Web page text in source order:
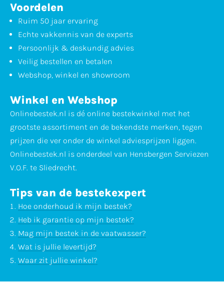
Voordelen
Ruim 50 jaar ervaring
Echte vakkennis van de experts
Persoonlijk & deskundig advies
Veilig bestellen en betalen
Webshop, winkel en showroom
Winkel en Webshop
Onlinebestek.nl is dé online bestekwinkel met het
grootste assortiment en de bekendste merken, tegen
prijzen die ver onder de winkel adviesprijzen liggen.
Onlinebestek.nl is onderdeel van Hensbergen Serviezen
V.O.F. te Sliedrecht.
Tips van de bestekexpert
Hoe onderhoud ik mijn bestek?
Heb ik garantie op mijn bestek?
Mag mijn bestek in de vaatwasser?
Wat is jullie levertijd?
Waar zit jullie winkel?